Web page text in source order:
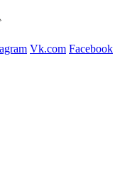
Vk.com Facebook